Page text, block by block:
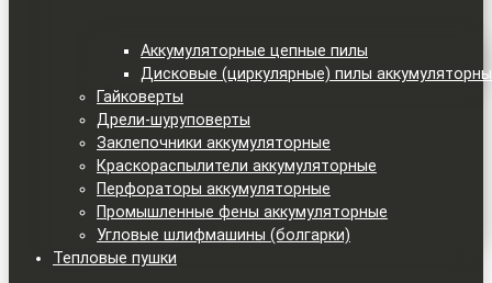
Аккумуляторные цепные пилы
Дисковые (циркулярные) пилы
Гайковерты
Дрели-шуруповерты
Заклепочники аккумуляторные
Краскораспылители аккумуляторные
Перфораторы аккумуляторные
Промышленные фены аккумуляторные
Угловые шлифмашины (болгарки)
Тепловые пушки